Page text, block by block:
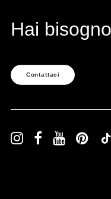
Hai
Contattaci